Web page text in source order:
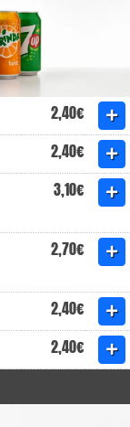
2,40€
2,40€
3,10€
2,70€
2,40€
2,40€